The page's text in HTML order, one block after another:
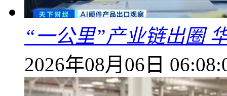
“一公里”产业链出圈
2026年08月06日